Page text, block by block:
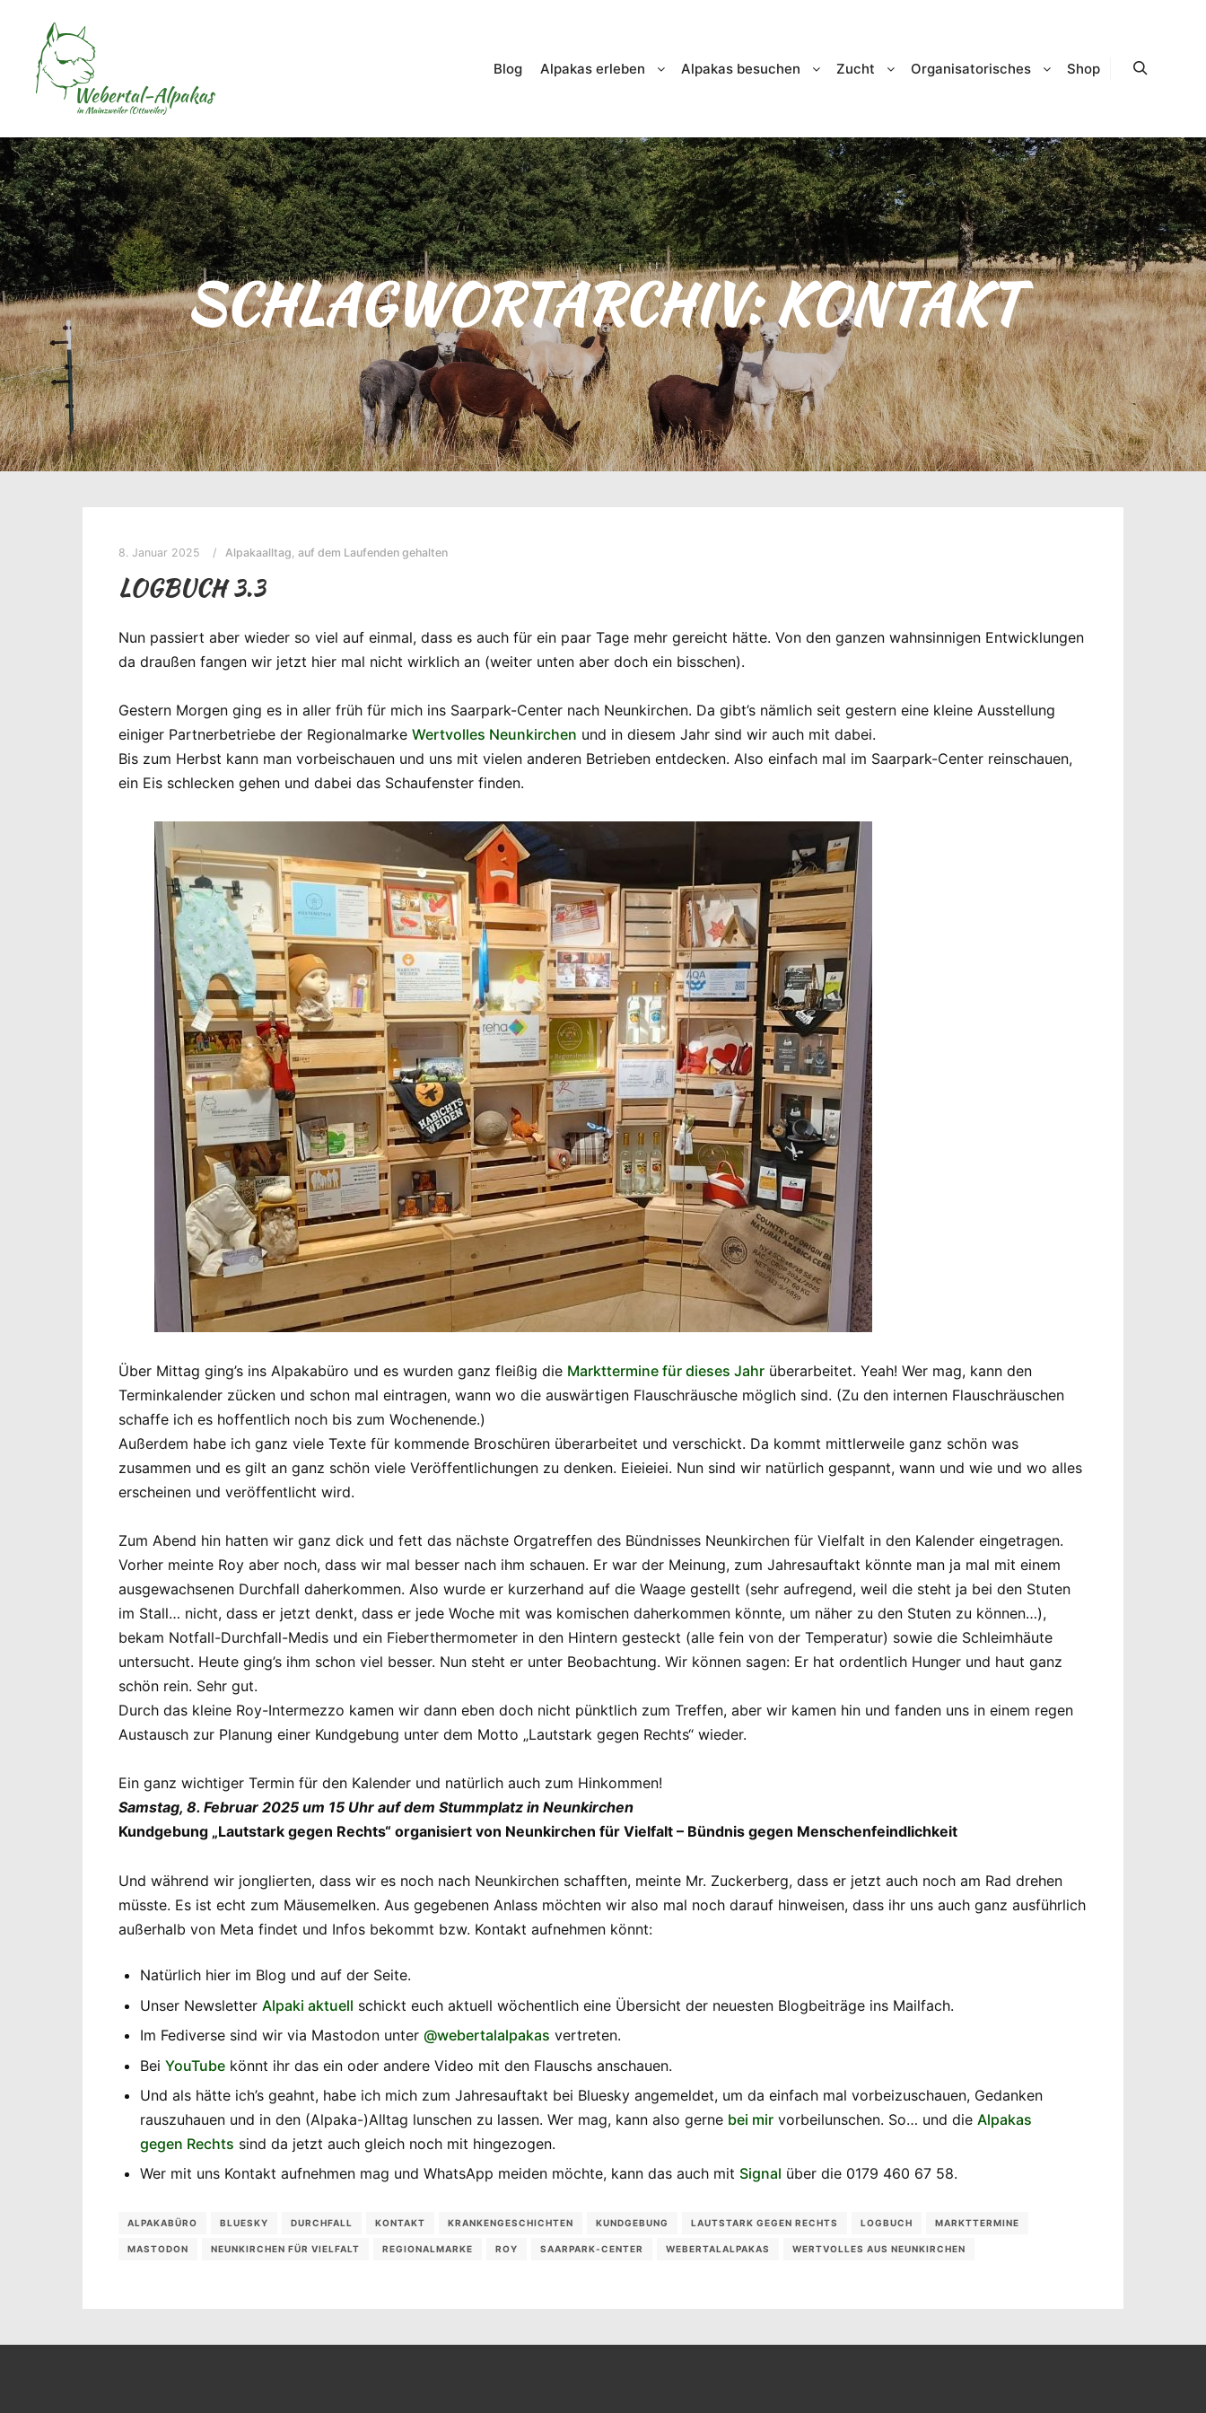
Blog Alpakas erleben Alpakas besuchen Zucht Organisatorisches Shop
SCHLAGWORTARCHIV:KONTAKT
8. Januar 2025 Alpakaalltag, auf dem Laufenden gehalten
LOGBUCH 3.3
Nun passiert aber wieder so viel auf einmal, dass es auch für ein paar Tage mehr gereicht hätte. Von den ganzen wahnsinnigen Entwicklungen
da draußen fangen wir jetzt hier mal nicht wirklich an (weiter unten aber doch ein bisschen).
Gestern Morgen ging es in aller früh für mich ins Saarpark-Center nach Neunkirchen. Da gibt’s nämlich seit gestern eine kleine Ausstellung
einiger Partnerbetriebe der Regionalmarke Wertvolles Neunkirchen und in diesem Jahr sind wir auch mit dabei.
Bis zum Herbst kann man vorbeischauen und uns mit vielen anderen Betrieben entdecken. Also einfach mal im Saarpark-Center reinschauen,
ein Eis schlecken gehen und dabei das Schaufenster finden.
Über Mittag ging’s ins Alpakabüro und es wurden ganz fleißig die Markttermine für dieses Jahr überarbeitet. Yeah! Wer mag, kann den
Terminkalender zücken und schon mal eintragen, wann wo die auswärtigen Flauschräusche möglich sind. (Zu den internen Flauschräuschen
schaffe ich es hoffentlich noch bis zum Wochenende.)
Außerdem habe ich ganz viele Texte für kommende Broschüren überarbeitet und verschickt. Da kommt mittlerweile ganz schön was
zusammen und es gilt an ganz schön viele Veröffentlichungen zu denken. Eieieiei. Nun sind wir natürlich gespannt, wann und wie und wo alles
erscheinen und veröffentlicht wird.
Zum Abend hin hatten wir ganz dick und fett das nächste Orgatreffen des Bündnisses Neunkirchen für Vielfalt in den Kalender eingetragen.
Vorher meinte Roy aber noch, dass wir mal besser nach ihm schauen. Er war der Meinung, zum Jahresauftakt könnte man ja mal mit einem
ausgewachsenen Durchfall daherkommen. Also wurde er kurzerhand auf die Waage gestellt (sehr aufregend, weil die steht ja bei den Stuten
im Stall… nicht, dass er jetzt denkt, dass er jede Woche mit was komischen daherkommen könnte, um näher zu den Stuten zu können…),
bekam Notfall-Durchfall-Medis und ein Fieberthermometer in den Hintern gesteckt (alle fein von der Temperatur) sowie die Schleimhäute
untersucht. Heute ging’s ihm schon viel besser. Nun steht er unter Beobachtung. Wir können sagen: Er hat ordentlich Hunger und haut ganz
schön rein. Sehr gut.
Durch das kleine Roy-Intermezzo kamen wir dann eben doch nicht pünktlich zum Treffen, aber wir kamen hin und fanden uns in einem regen
Austausch zur Planung einer Kundgebung unter dem Motto „Lautstark gegen Rechts“ wieder.
Ein ganz wichtiger Termin für den Kalender und natürlich auch zum Hinkommen!
Samstag, 8. Februar 2025 um 15 Uhr auf dem Stummplatz in Neunkirchen
Kundgebung „Lautstark gegen Rechts“ organisiert von Neunkirchen für Vielfalt – Bündnis gegen Menschenfeindlichkeit
Und während wir jonglierten, dass wir es noch nach Neunkirchen schafften, meinte Mr. Zuckerberg, dass er jetzt auch noch am Rad drehen
müsste. Es ist echt zum Mäusemelken. Aus gegebenen Anlass möchten wir also mal noch darauf hinweisen, dass ihr uns auch ganz ausführlich
außerhalb von Meta findet und Infos bekommt bzw. Kontakt aufnehmen könnt:
Natürlich hier im Blog und auf der Seite.
Unser Newsletter Alpaki aktuell schickt euch aktuell wöchentlich eine Übersicht der neuesten Blogbeiträge ins Mailfach.
Im Fediverse sind wir via Mastodon unter @webertalalpakas vertreten.
Bei YouTube könnt ihr das ein oder andere Video mit den Flauschs anschauen.
Und als hätte ich’s geahnt, habe ich mich zum Jahresauftakt bei Bluesky angemeldet, um da einfach mal vorbeizuschauen, Gedanken
rauszuhauen und in den (Alpaka-)Alltag lunschen zu lassen. Wer mag, kann also gerne bei mir vorbeilunschen. So… und die Alpakas
gegen Rechts sind da jetzt auch gleich noch mit hingezogen.
Wer mit uns Kontakt aufnehmen mag und WhatsApp meiden möchte, kann das auch mit Signal über die 0179 460 67 58.
ALPAKABÜRO BLUESKY DURCHFALL KONTAKT KRANKENGESCHICHTEN KUNDGEBUNG LAUTSTARK GEGEN RECHTS LOGBUCH MARKTTERMINE
MASTODON NEUNKIRCHEN FÜR VIELFALT REGIONALMARKE ROY SAARPARK-CENTER WEBERTALALPAKAS WERTVOLLES AUS NEUNKIRCHEN